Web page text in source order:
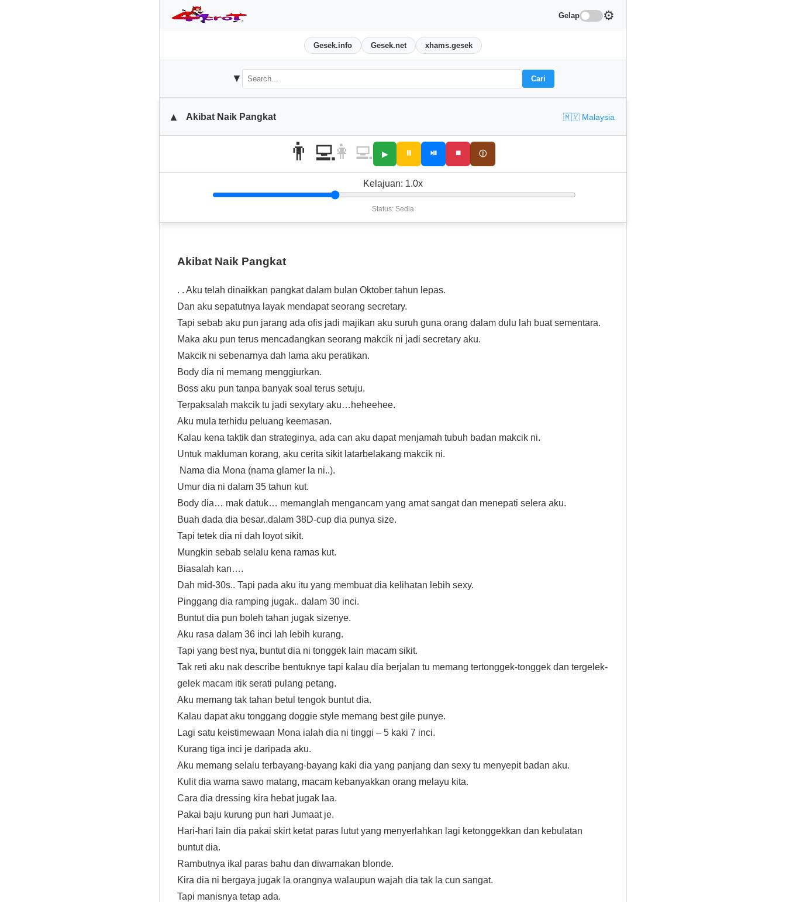
Gelap ⚙️
Gesek.info Gesek.net xhams.gesek
▼ Cari
▲ Akibat Naik Pangkat 🇲🇾 Malaysia
👨‍💻👩‍💻 ▶ ⏸ ⏯ ⏹ ⓘ
Kelajuan: 1.0x
Status: Sedia
Akibat Naik Pangkat
. . Aku telah dinaikkan pangkat dalam bulan Oktober tahun lepas.
Dan aku sepatutnya layak mendapat seorang secretary.
Tapi sebab aku pun jarang ada ofis jadi majikan aku suruh guna orang dalam dulu lah buat sementara.
Maka aku pun terus mencadangkan seorang makcik ni jadi secretary aku.
Makcik ni sebenarnya dah lama aku peratikan.
Body dia ni memang menggiurkan.
Boss aku pun tanpa banyak soal terus setuju.
Terpaksalah makcik tu jadi sexytary aku…heheehee.
Aku mula terhidu peluang keemasan.
Kalau kena taktik dan strateginya, ada can aku dapat menjamah tubuh badan makcik ni.
Untuk makluman korang, aku cerita sikit latarbelakang makcik ni.
Nama dia Mona (nama glamer la ni..).
Umur dia ni dalam 35 tahun kut.
Body dia… mak datuk… memanglah mengancam yang amat sangat dan menepati selera aku.
Buah dada dia besar..dalam 38D-cup dia punya size.
Tapi tetek dia ni dah loyot sikit.
Mungkin sebab selalu kena ramas kut.
Biasalah kan….
Dah mid-30s.. Tapi pada aku itu yang membuat dia kelihatan lebih sexy.
Pinggang dia ramping jugak.. dalam 30 inci.
Buntut dia pun boleh tahan jugak sizenye.
Aku rasa dalam 36 inci lah lebih kurang.
Tapi yang best nya, buntut dia ni tonggek lain macam sikit.
Tak reti aku nak describe bentuknye tapi kalau dia berjalan tu memang tertonggek-tonggek dan tergelek-
gelek macam itik serati pulang petang.
Aku memang tak tahan betul tengok buntut dia.
Kalau dapat aku tonggang doggie style memang best gile punye.
Lagi satu keistimewaan Mona ialah dia ni tinggi – 5 kaki 7 inci.
Kurang tiga inci je daripada aku.
Aku memang selalu terbayang-bayang kaki dia yang panjang dan sexy tu menyepit badan aku.
Kulit dia warna sawo matang, macam kebanyakkan orang melayu kita.
Cara dia dressing kira hebat jugak laa.
Pakai baju kurung pun hari Jumaat je.
Hari-hari lain dia pakai skirt ketat paras lutut yang menyerlahkan lagi ketonggekkan dan kebulatan
buntut dia.
Rambutnya ikal paras bahu dan diwarnakan blonde.
Kira dia ni bergaya jugak la orangnya walaupun wajah dia tak la cun sangat.
Tapi manisnya tetap ada.